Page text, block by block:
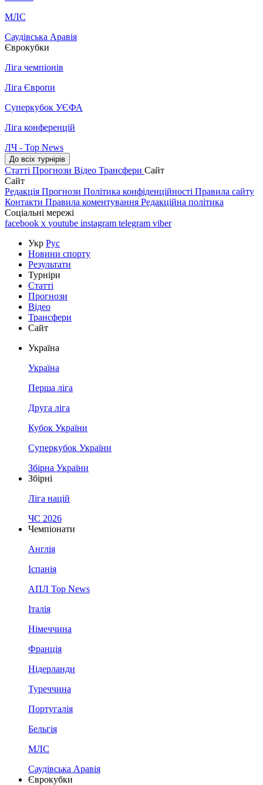
МЛС
Саудівська Аравія
Єврокубки
Ліга чемпіонів
Ліга Європи
Суперкубок УЄФА
Ліга конференцій
ЛЧ - Top News
До всіх турнірів
Статті Прогнози Відео Трансфери Сайт
Сайт
Редакція Прогнози Політика конфіденційності Правила сайту
Контакти Правила коментування Редакційна політика
Соціальні мережі
facebook x youtube instagram telegram viber
Укр Рус
Новини спорту
Результати
Турніри
Статті
Прогнози
Відео
Трансфери
Сайт
Україна
Україна
Перша ліга
Друга ліга
Кубок України
Суперкубок України
Збірна України
Збірні
Ліга націй
ЧС 2026
Чемпіонати
Англія
Іспанія
АПЛ Top News
Італія
Німеччина
Франція
Нідерланди
Туреччина
Португалія
Бельгія
МЛС
Саудівська Аравія
Єврокубки